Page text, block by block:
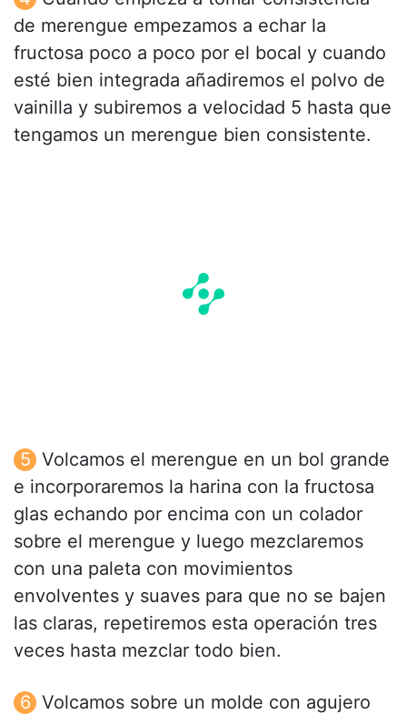
de merengue empezamos a echar la
fructosa poco a poco por el bocal y cuando
esté bien integrada añadiremos el polvo de
vainilla y subiremos a velocidad 5 hasta que
tengamos un merengue bien consistente.
Volcamos el merengue en un bol grande
e incorporaremos la harina con la fructosa
glas echando por encima con un colador
sobre el merengue y luego mezclaremos
con una paleta con movimientos
envolventes y suaves para que no se bajen
las claras, repetiremos esta operación tres
veces hasta mezclar todo bien.
Volcamos sobre un molde con agujero